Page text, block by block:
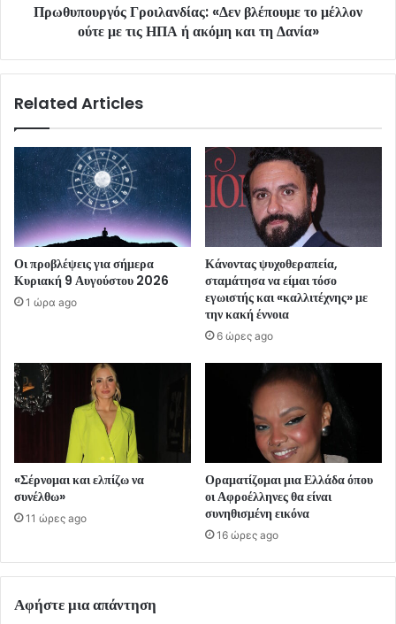
Πρωθυπουργός Γροιλανδίας: «Δεν βλέπουμε το μέλλον
ούτε με τις ΗΠΑ ή ακόμη και τη Δανία»
Related Articles
Οι προβλέψεις για σήμερα
Κυριακή 9 Αυγούστου 2026
1 ώρα ago
Κάνοντας ψυχοθεραπεία,
σταμάτησα να είμαι τόσο
εγωιστής και «καλλιτέχνης» με
την κακή έννοια
6 ώρες ago
«Σέρνομαι και ελπίζω να
συνέλθω»
11 ώρες ago
Οραματίζομαι μια Ελλάδα όπου
οι Αφροέλληνες θα είναι
συνηθισμένη εικόνα
16 ώρες ago
Αφήστε μια απάντηση